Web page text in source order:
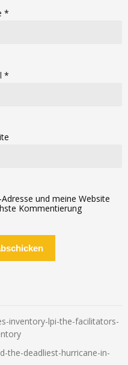
*
*
und meine Website
Kommentierung
inventory-lpi-the-facilitators-
the-deadliest-hurricane-in-